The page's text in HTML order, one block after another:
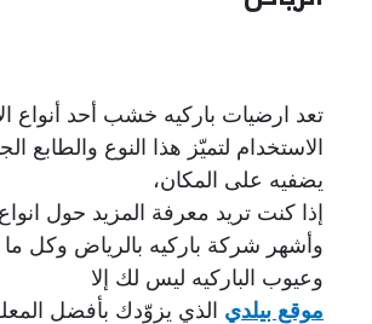
تعد ارضيات باركيه خشب أحد أنواع
الاستخدام لتميّز هذا النوع والطابع
يضفيه على المكان،
إذا كنت تريد معرفة المزيد حول انواع
وأشهر شركة باركيه بالرياض وكل
وعيوب الباركيه ليس لك إلا
موقع بيلدي الذي يزوّدك بأفضل